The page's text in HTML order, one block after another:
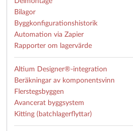
Bilagor
Byggkonfigurationshistorik
Automation via Zapier
Rapporter om lagervärde
Altium Designer®-integration
Beräkningar av komponentsvinn
Flerstegsbyggen
Avancerat byggsystem
Kitting (batchlagerflyttar)